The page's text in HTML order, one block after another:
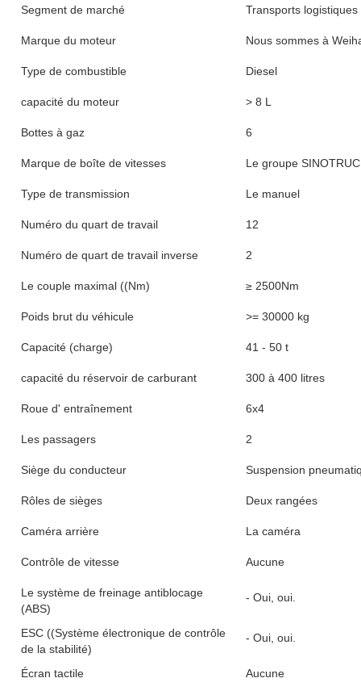
Segment de marché Transports logistiques
Marque du moteur Nous sommes à
Type de combustible Diesel
capacité du moteur > 8 L
Bottes à gaz 6
Marque de boîte de vitesses Le groupe
Type de transmission Le manuel
Numéro du quart de travail 12
Numéro de quart de travail inverse 2
Le couple maximal ((Nm) ≥ 2500Nm
Poids brut du véhicule >= 30000 kg
Capacité (charge) 41 - 50 t
capacité du réservoir de carburant 300 à 400 litres
Roue d' entraînement 6x4
Les passagers 2
Siège du conducteur Suspension
Rôles de sièges Deux rangées
Caméra arrière La caméra
Contrôle de vitesse Aucune
Le système de freinage antiblocage
(ABS)
- Oui, oui.
ESC ((Système électronique de contrôle
de la stabilité)
- Oui, oui.
Écran tactile Aucune